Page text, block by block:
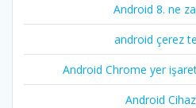
Android 8. ne
android çerez
Android Chrome yer
Android